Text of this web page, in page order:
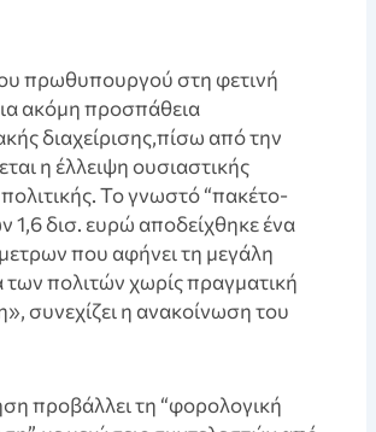
πρωθυπουργού στη φετινή
ακόμη προσπάθεια
διαχείρισης,πίσω από την
η έλλειψη ουσιαστικής
Το γνωστό “πακέτο-
1,6 δισ. ευρώ αποδείχθηκε ένα
που αφήνει τη μεγάλη
των πολιτών χωρίς πραγματική
συνεχίζει η ανακοίνωση του
προβάλλει τη “φορολογική